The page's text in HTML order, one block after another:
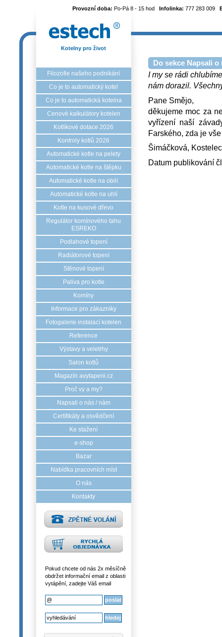
Provozní doba: Po-Pá 8 - 15 hod Infolinka: 777 283 009
Kotelny pro život
Filozofie našeho podnikání
Co je to automatický kotel
Co je to automatická kotelna
Cenové kalkulátory kotelen
Kotlíkové dotace 2026
Kontroly kotlů 2026
Automatické kotle na pelety
Automatické kotle na štěpku
Automatické kotle na obilí
Automatické kotle na uhlí
Kotle na kusové dřevo
Regulátor komínového tahu
ESREKO
Podlahové topení
Radiátorové topení
Stěnové topení
Paliva pro kotle
Komíny
Informace pro zákazníky
Fotogalerie instalací kotelen
Reference
Výstavy a veletrhy
Salon kotlů
Magazín avytapeni.cz
Proč vy a my?
Napsali o nás / nám
Certifikáty a osvědčení
Ke stažení
e-shop
Bazar
Nabídka pracovních míst
O nás
Kontakty
Pokud chcete od nás 2x měsíčně
obdržet informační email z oblasti
vytápění, zadejte Váš email
Do sekce Napsali
I my se rádi
nám dorazil.
Pane Smějo,
děkujeme moc za
vyřízení naší
Farského, zda je
Šimáčková,
Datum publikování